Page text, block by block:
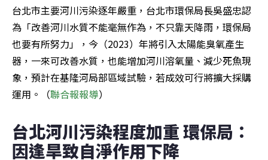
台北市主要河川污染逐年嚴重，台北市環保局長吳盛忠認
為「改善河川水質不能毫無作為，不只靠天降雨，環保局
也要有所努力」，今（2023）年將引入太陽能臭氧產生
器，一來可改善水質，也能增加河川溶氧量、減少死魚現
象，預計在基隆河局部區域試驗，若成效可行將擴大採購
運用。（聯合報報導）
台北河川污染程度加重 環保局：
因逢旱致自淨作用下降